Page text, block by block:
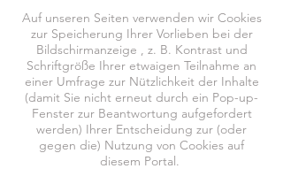
Auf unseren Seiten verwenden wir Cookies
zur Speicherung Ihrer Vorlieben bei der
Bildschirmanzeige , z. B. Kontrast und
Schriftgröße Ihrer etwaigen Teilnahme an
einer Umfrage zur Nützlichkeit der Inhalte
(damit Sie nicht erneut durch ein Pop-up-
Fenster zur Beantwortung aufgefordert
werden) Ihrer Entscheidung zur (oder
gegen die) Nutzung von Cookies auf
diesem Portal.